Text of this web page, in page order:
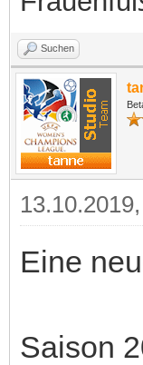
Suchen
Eine
Saison